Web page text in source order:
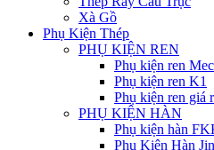
Xà Gồ
Phụ Kiện Thép
PHỤ KIỆN REN
Phụ kiện ren
Phụ kiện ren K1
Phụ kiện ren giá
PHỤ KIỆN HÀN
Phụ kiện hàn
Phụ Kiện Hàn